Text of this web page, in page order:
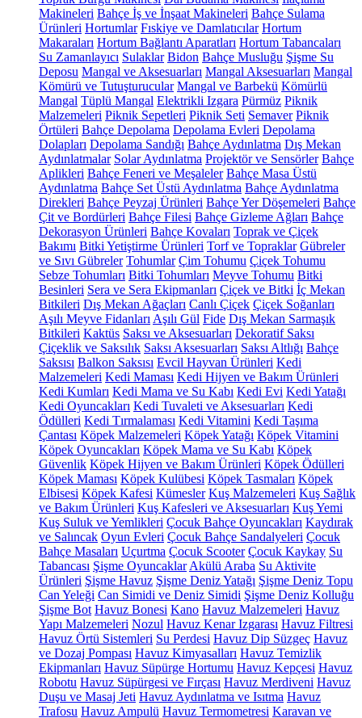
Makineleri Bahçe İş ve İnşaat Makineleri Bahçe Sulama
Ürünleri Hortumlar Fıskiye ve Damlatıcılar Hortum
Makaraları Hortum Bağlantı Aparatları Hortum Tabancaları
Su Zamanlayıcı Sulaklar Bidon Bahçe Musluğu Şişme Su
Deposu Mangal ve Aksesuarları Mangal Aksesuarları Mangal
Kömürü ve Tutuşturucular Mangal ve Barbekü Kömürlü
Mangal Tüplü Mangal Elektrikli Izgara Pürmüz Piknik
Malzemeleri Piknik Sepetleri Piknik Seti Semaver Piknik
Örtüleri Bahçe Depolama Depolama Evleri Depolama
Dolapları Depolama Sandığı Bahçe Aydınlatma Dış Mekan
Aydınlatmalar Solar Aydınlatma Projektör ve Sensörler Bahçe
Aplikleri Bahçe Feneri ve Meşaleler Bahçe Masa Üstü
Aydınlatma Bahçe Set Üstü Aydınlatma Bahçe Aydınlatma
Direkleri Bahçe Peyzaj Ürünleri Bahçe Yer Döşemeleri Bahçe
Çit ve Bordürleri Bahçe Filesi Bahçe Gizleme Ağları Bahçe
Dekorasyon Ürünleri Bahçe Kovaları Toprak ve Çiçek
Bakımı Bitki Yetiştirme Ürünleri Torf ve Topraklar Gübreler
ve Sıvı Gübreler Tohumlar Çim Tohumu Çiçek Tohumu
Sebze Tohumları Bitki Tohumları Meyve Tohumu Bitki
Besinleri Sera ve Sera Ekipmanları Çiçek ve Bitki İç Mekan
Bitkileri Dış Mekan Ağaçları Canlı Çiçek Çiçek Soğanları
Aşılı Meyve Fidanları Aşılı Gül Fide Dış Mekan Sarmaşık
Bitkileri Kaktüs Saksı ve Aksesuarları Dekoratif Saksı
Çiçeklik ve Saksılık Saksı Aksesuarları Saksı Altlığı Bahçe
Saksısı Balkon Saksısı Evcil Hayvan Ürünleri Kedi
Malzemeleri Kedi Maması Kedi Hijyen ve Bakım Ürünleri
Kedi Kumları Kedi Mama ve Su Kabı Kedi Evi Kedi Yatağı
Kedi Oyuncakları Kedi Tuvaleti ve Aksesuarları Kedi
Ödülleri Kedi Tırmalaması Kedi Vitamini Kedi Taşıma
Çantası Köpek Malzemeleri Köpek Yatağı Köpek Vitamini
Köpek Oyuncakları Köpek Mama ve Su Kabı Köpek
Güvenlik Köpek Hijyen ve Bakım Ürünleri Köpek Ödülleri
Köpek Maması Köpek Kulübesi Köpek Tasmaları Köpek
Elbisesi Köpek Kafesi Kümesler Kuş Malzemeleri Kuş Sağlık
ve Bakım Ürünleri Kuş Kafesleri ve Aksesuarları Kuş Yemi
Kuş Suluk ve Yemlikleri Çocuk Bahçe Oyuncakları Kaydırak
ve Salıncak Oyun Evleri Çocuk Bahçe Sandalyeleri Çocuk
Bahçe Masaları Uçurtma Çocuk Scooter Çocuk Kaykay Su
Tabancası Şişme Oyuncaklar Akülü Araba Su Aktivite
Ürünleri Şişme Havuz Şişme Deniz Yatağı Şişme Deniz Topu
Can Yeleği Can Simidi ve Deniz Simidi Şişme Deniz Kolluğu
Şişme Bot Havuz Bonesi Kano Havuz Malzemeleri Havuz
Yapı Malzemeleri Nozul Havuz Kenar Izgarası Havuz Filtresi
Havuz Örtü Sistemleri Su Perdesi Havuz Dip Süzgeç Havuz
ve Dozaj Pompası Havuz Kimyasalları Havuz Temizlik
Ekipmanları Havuz Süpürge Hortumu Havuz Kepçesi Havuz
Robotu Havuz Süpürgesi ve Fırçası Havuz Merdiveni Havuz
Duşu ve Masaj Jeti Havuz Aydınlatma ve Isıtma Havuz
Trafosu Havuz Ampulü Havuz Termometresi Karavan ve